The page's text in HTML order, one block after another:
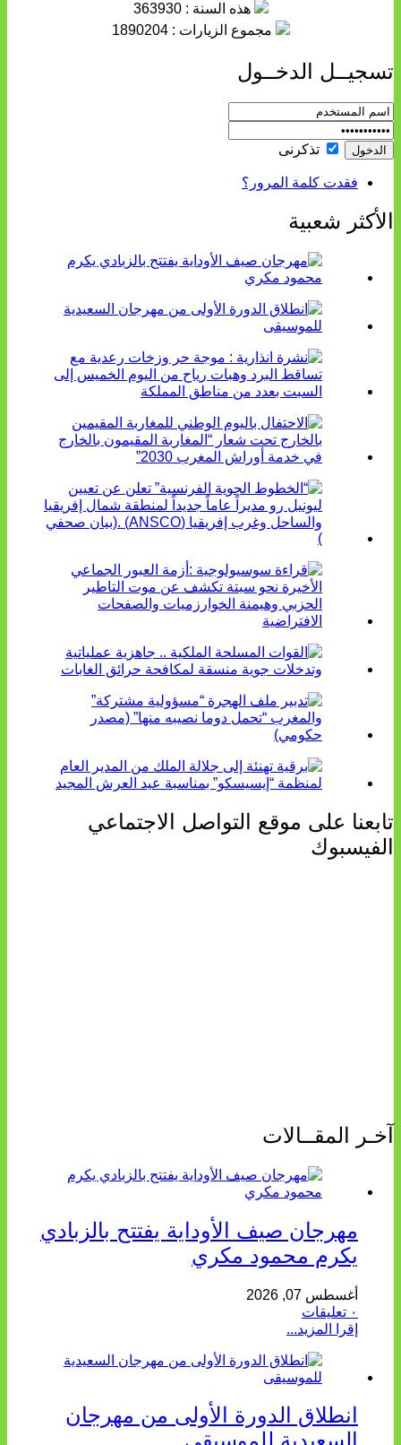
هذه السنة : 363930
مجموع الزيارات : 1890204
تسجيــل الدخــول
تذكرنى
فقدت كلمة المرور؟
الأكثر شعبية
تابعنا على موقع التواصل الاجتماعي
الفيسبوك
آخـر المقــالات
مهرجان صيف الأوداية يفتتح بالزبادي
يكرم محمود مكري
أغسطس 07, 2026
٠ تعليقات
إقرا المزيد...
انطلاق الدورة الأولى من مهرجان